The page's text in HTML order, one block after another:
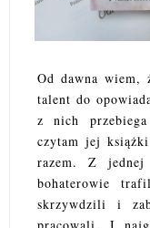
Od dawna wiem,
talent do
z nich
czytam jej
razem. Z
bohaterowie
skrzywdzili i